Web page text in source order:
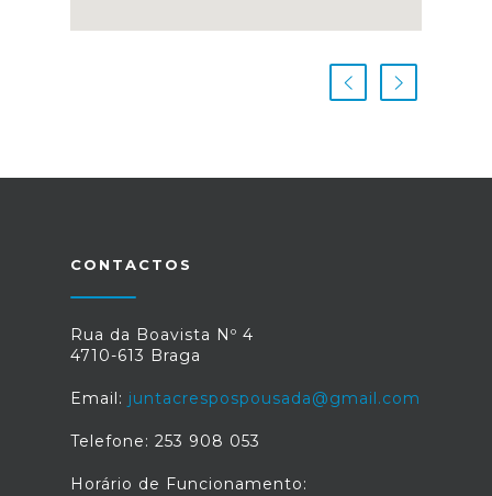
CONTACTOS
Rua da Boavista Nº 4
4710-613 Braga
Email: juntacrespospousada@gmail.com
Telefone: 253 908 053
Horário de Funcionamento: